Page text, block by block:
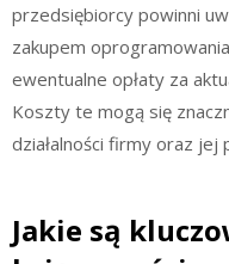
przedsiębiorcy powinni
zakupem
ewentualne opłaty za
Koszty te mogą się
działalności firmy oraz jej
Jakie są